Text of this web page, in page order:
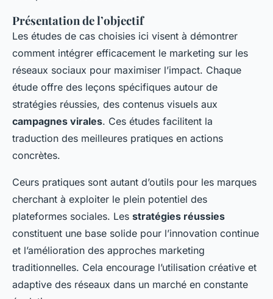
Présentation de l’objectif
Les études de cas choisies ici visent à démontrer
comment intégrer efficacement le marketing sur les
réseaux sociaux pour maximiser l’impact. Chaque
étude offre des leçons spécifiques autour de
stratégies réussies, des contenus visuels aux
campagnes virales. Ces études facilitent la
traduction des meilleures pratiques en actions
concrètes.
Ceurs pratiques sont autant d’outils pour les marques
cherchant à exploiter le plein potentiel des
plateformes sociales. Les stratégies réussies
constituent une base solide pour l’innovation continue
et l’amélioration des approches marketing
traditionnelles. Cela encourage l’utilisation créative et
adaptive des réseaux dans un marché en constante